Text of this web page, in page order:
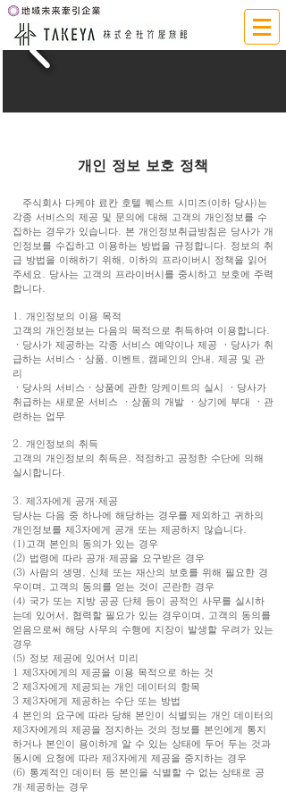
개인 정보 보호 정책
주식회사 다케야 료칸 호텔 퀘스트 시미즈(이하 당사)는
각종 서비스의 제공 및 문의에 대해 고객의 개인정보를 수
집하는 경우가 있습니다. 본 개인정보취급방침은 당사가 개
인정보를 수집하고 이용하는 방법을 규정합니다. 정보의 취
급 방법을 이해하기 위해, 이하의 프라이버시 정책을 읽어
주세요. 당사는 고객의 프라이버시를 중시하고 보호에 주력
합니다.
1. 개인정보의 이용 목적
고객의 개인정보는 다음의 목적으로 취득하여 이용합니다.
・당사가 제공하는 각종 서비스 예약이나 제공 ・당사가 취
급하는 서비스・상품, 이벤트, 캠페인의 안내, 제공 및 관
리
・당사의 서비스・상품에 관한 앙케이트의 실시 ・당사가
취급하는 새로운 서비스 ・상품의 개발 ・상기에 부대 ・관
련하는 업무
2. 개인정보의 취득
고객의 개인정보의 취득은, 적정하고 공정한 수단에 의해
실시합니다.
3. 제3자에게 공개·제공
당사는 다음 중 하나에 해당하는 경우를 제외하고 귀하의
개인정보를 제3자에게 공개 또는 제공하지 않습니다.
(1)고객 본인의 동의가 있는 경우
(2) 법령에 따라 공개·제공을 요구받은 경우
(3) 사람의 생명, 신체 또는 재산의 보호를 위해 필요한 경
우이며, 고객의 동의를 얻는 것이 곤란한 경우
(4) 국가 또는 지방 공공 단체 등이 공적인 사무를 실시하
는데 있어서, 협력할 필요가 있는 경우이며, 고객의 동의를
얻음으로써 해당 사무의 수행에 지장이 발생할 우려가 있는
경우
(5) 정보 제공에 있어서 미리
1 제3자에게의 제공을 이용 목적으로 하는 것
2 제3자에게 제공되는 개인 데이터의 항목
3 제3자에게 제공하는 수단 또는 방법
4 본인의 요구에 따라 당해 본인이 식별되는 개인 데이터의
제3자에게의 제공을 정지하는 것의 정보를 본인에게 통지
하거나 본인이 용이하게 알 수 있는 상태에 두어 두는 것과
동시에 요청에 따라 제3자에게 제공을 중지하는 경우
(6) 통계적인 데이터 등 본인을 식별할 수 없는 상태로 공
개·제공하는 경우